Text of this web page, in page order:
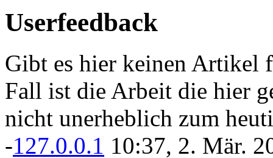
Userfeedback
Gibt es hier keinen Artikel
Fall ist die Arbeit die hier
nicht unerheblich zum
-127.0.0.1 10:37, 2. Mär.